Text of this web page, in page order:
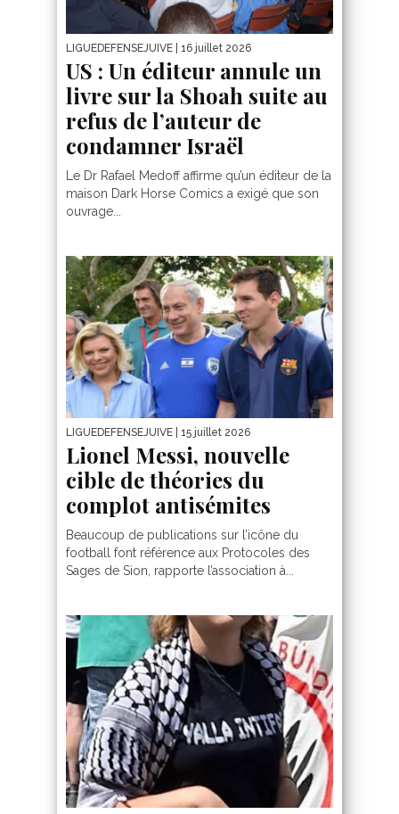
LIGUEDEFENSEJUIVE | 16 juillet 2026
US : Un éditeur annule un
livre sur la Shoah suite au
refus de l’auteur de
condamner Israël
Le Dr Rafael Medoff affirme qu’un éditeur de la
maison Dark Horse Comics a exigé que son
ouvrage...
LIGUEDEFENSEJUIVE | 15 juillet 2026
Lionel Messi, nouvelle
cible de théories du
complot antisémites
Beaucoup de publications sur l’icône du
football font référence aux Protocoles des
Sages de Sion, rapporte l’association à...